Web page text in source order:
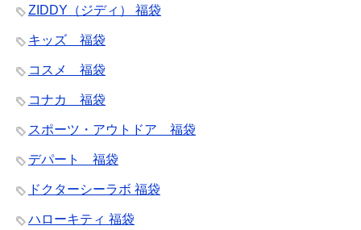
ZIDDY（ジディ） 福袋
キッズ 福袋
コスメ 福袋
コナカ 福袋
スポーツ・アウトドア 福袋
デパート 福袋
ドクターシーラボ 福袋
ハローキティ 福袋